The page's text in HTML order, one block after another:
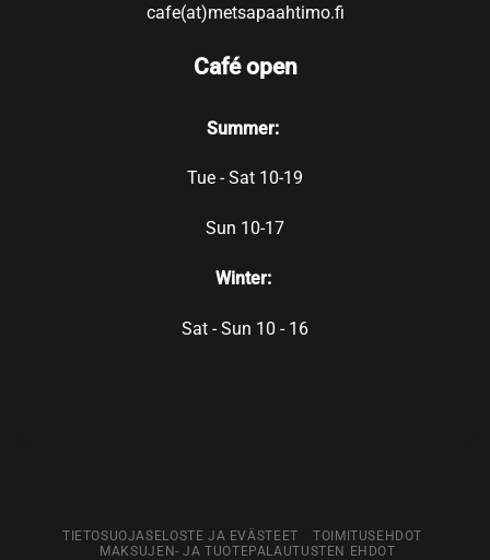
cafe(at)metsapaahtimo.fi
Café open
Summer:
Tue - Sat 10-19
Sun 10-17
Winter:
Sat - Sun 10 - 16
TIETOSUOJASELOSTE JA EVÄSTEET
TOIMITUSEHDOT
MAKSUJEN- JA TUOTEPALAUTUSTEN EHDOT